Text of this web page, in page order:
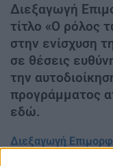
Διεξαγωγή
τίτλο «Ο ρόλος
στην ενίσχυση
σε θέσεις
την
προγράμματος
εδώ.
Διεξαγωγή